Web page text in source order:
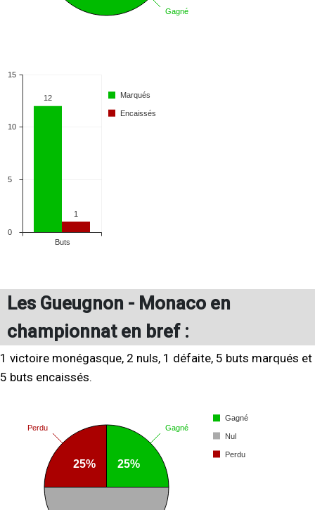
Les Gueugnon - Monaco en
championnat en bref :
1 victoire monégasque, 2 nuls, 1 défaite, 5 buts marqués et
5 buts encaissés.